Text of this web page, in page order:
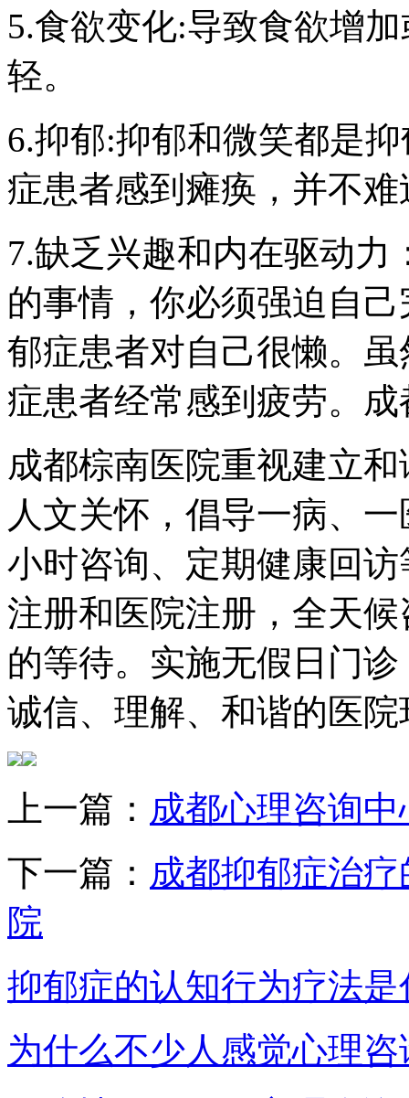
5.食欲变化:导致食欲增
轻。
6.抑郁:抑郁和微笑都是
症患者感到瘫痪，并不难
7.缺乏兴趣和内在驱动
的事情，你必须强迫自
郁症患者对自己很懒。
症患者经常感到疲劳。
成都棕南医院重视建立
人文关怀，倡导一病、
小时咨询、定期健康回
注册和医院注册，全天
的等待。实施无假日门
诚信、理解、和谐的医院
上一篇： 成都心理咨询
下一篇： 成都抑郁症治
院
抑郁症的认知行为疗法
为什么不少人感觉心理